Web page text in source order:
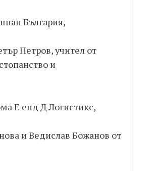
България,
Петров, учител от
и
Е енд Д Логистикс,
и Ведислав Божанов от